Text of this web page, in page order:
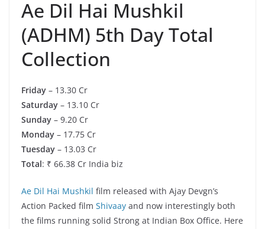
Ae Dil Hai Mushkil
(ADHM) 5th Day Total
Collection
Friday – 13.30 Cr
Saturday – 13.10 Cr
Sunday – 9.20 Cr
Monday – 17.75 Cr
Tuesday – 13.03 Cr
Total: ₹ 66.38 Cr India biz
Ae Dil Hai Mushkil film released with Ajay Devgn’s
Action Packed film Shivaay and now interestingly both
the films running solid Strong at Indian Box Office. Here